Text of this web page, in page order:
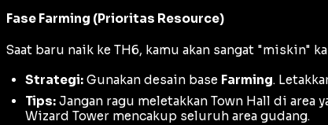
Fase Farming (Prioritas Resource)
Saat baru naik ke TH6, kamu akan sangat "miskin"
Strategi: Gunakan desain base Farming.
Tips: Jangan ragu meletakkan Town Hall di
Wizard Tower mencakup seluruh area gudang.